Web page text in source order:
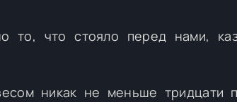
то, что стояло перед нами,
никак не меньше тридцати